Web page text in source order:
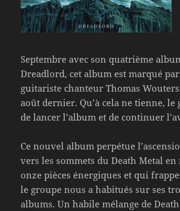
Septembre avec son quatrième
Dreadlord, cet album est marqué par
guitariste chanteur Thomas
août dernier. Qu’à cela ne tienne, le
de lancer l’album et de continuer
Ce nouvel album perpétue
vers les sommets du Death Metal
onze pièces énergiques et qui
le groupe nous a habitués sur ses
albums. Un habile mélange de